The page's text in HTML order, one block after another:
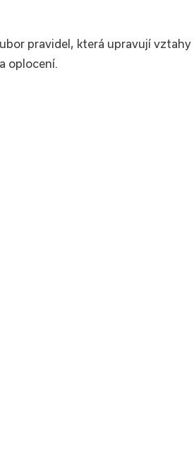
pravidel, která upravují
oplocení.